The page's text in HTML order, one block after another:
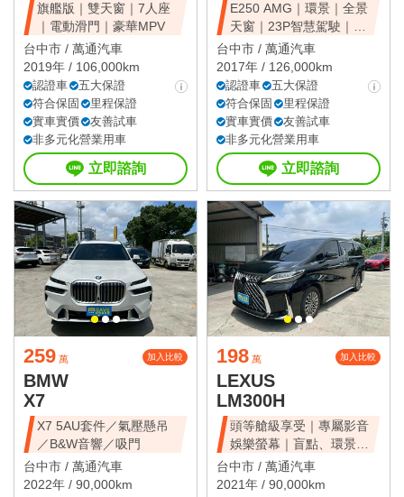
旗艦版｜雙天窗｜7人座
｜電動滑門｜豪華MPV
台中市 / 萬通汽車
2019年 / 106,000km
認證車
五大保證
符合保固
里程保證
實車實價
友善試車
非多元化營業用車
立即諮詢
E250 AMG｜環景｜全景
天窗｜23P智慧駕駛｜總
代理
台中市 / 萬通汽車
2017年 / 126,000km
認證車
五大保證
符合保固
里程保證
實車實價
友善試車
非多元化營業用車
立即諮詢
259 萬 加入比較
BMW
X7
X7 5AU套件／氣壓懸吊
／B&W音響／吸門
台中市 / 萬通汽車
2022年 / 90,000km
198 萬 加入比較
LEXUS
LM300H
頭等艙級享受｜專屬影音
娛樂螢幕｜盲點、環景、
雙電滑門、雙天窗
台中市 / 萬通汽車
2021年 / 90,000km